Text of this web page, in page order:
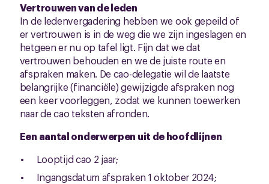
Vertrouwen van de leden
In de ledenvergadering hebben we ook gepeild of
er vertrouwen is in de weg die we zijn ingeslagen en
hetgeen er nu op tafel ligt. Fijn dat we dat
vertrouwen behouden en we de juiste route en
afspraken maken. De cao-delegatie wil de laatste
belangrijke (financiële) gewijzigde afspraken nog
een keer voorleggen, zodat we kunnen toewerken
naar de cao teksten afronden.
Een aantal onderwerpen uit de hoofdlijnen
Looptijd cao 2 jaar;
Ingangsdatum afspraken 1 oktober 2024;